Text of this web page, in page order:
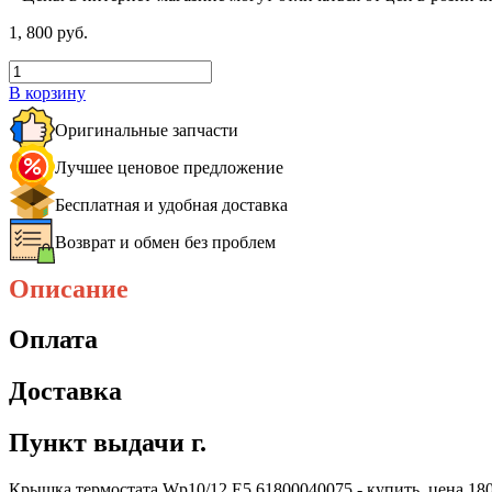
1, 800 руб.
В корзину
Оригинальные запчасти
Лучшее ценовое предложение
Бесплатная и удобная доставка
Возврат и обмен без проблем
Описание
Оплата
Доставка
Пункт выдачи г.